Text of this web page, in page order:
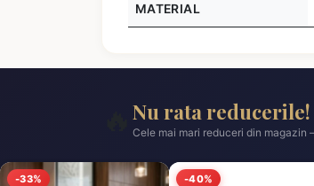
MATERIAL
Nu rata reducerile!
Cele mai mari reduceri din
-33% -40%